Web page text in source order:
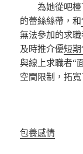
為她從吧
的蕾絲絲帶，和
無法參加的求
及時推介優短
與線上求職者“
空間限制，拓
包養感情